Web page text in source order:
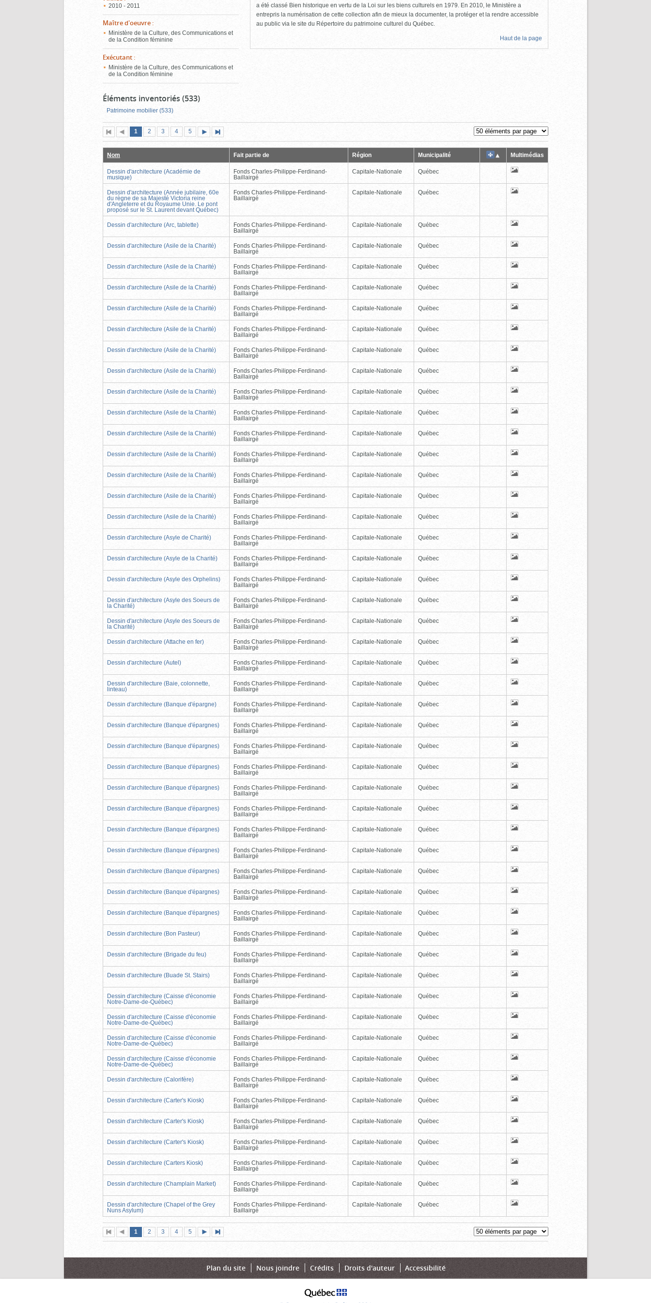
2010 - 2011
Maître d'oeuvre :
Ministère de la Culture, des Communications et
de la Condition féminine
Exécutant :
Ministère de la Culture, des Communications et
de la Condition féminine
a été classé Bien historique en vertu de la Loi sur les biens culturels en 1979. En 2010, le Ministère a
entrepris la numérisation de cette collection afin de mieux la documenter, la protéger et la rendre accessible
au public via le site du Répertoire du patrimoine culturel du Québec.
Haut de la page
Éléments inventoriés (533)
Patrimoine mobilier (533)
Première
page
Page
précédente
Page
1 (page
actuelle)
Page
2 Page
3 Page
4 Page
5
suivante
page
Nom Fait partie de Région Municipalité Multimédias
Dessin d'architecture (Académie de
musique)
Fonds Charles-Philippe-Ferdinand-
Baillairgé
Capitale-Nationale Québec
Dessin d'architecture (Année jubilaire, 60e
du règne de sa Majesté Victoria reine
d'Angleterre et du Royaume Unie. Le pont
proposé sur le St. Laurent devant Québec)
Fonds Charles-Philippe-Ferdinand-
Baillairgé
Capitale-Nationale Québec
Dessin d'architecture (Arc, tablette)
Fonds Charles-Philippe-Ferdinand-
Baillairgé
Capitale-Nationale Québec
Dessin d'architecture (Asile de la Charité)
Fonds Charles-Philippe-Ferdinand-
Baillairgé
Capitale-Nationale Québec
Dessin d'architecture (Asile de la Charité)
Fonds Charles-Philippe-Ferdinand-
Baillairgé
Capitale-Nationale Québec
Dessin d'architecture (Asile de la Charité)
Fonds Charles-Philippe-Ferdinand-
Baillairgé
Capitale-Nationale Québec
Dessin d'architecture (Asile de la Charité)
Fonds Charles-Philippe-Ferdinand-
Baillairgé
Capitale-Nationale Québec
Dessin d'architecture (Asile de la Charité)
Fonds Charles-Philippe-Ferdinand-
Baillairgé
Capitale-Nationale Québec
Dessin d'architecture (Asile de la Charité)
Fonds Charles-Philippe-Ferdinand-
Baillairgé
Capitale-Nationale Québec
Dessin d'architecture (Asile de la Charité)
Fonds Charles-Philippe-Ferdinand-
Baillairgé
Capitale-Nationale Québec
Dessin d'architecture (Asile de la Charité)
Fonds Charles-Philippe-Ferdinand-
Baillairgé
Capitale-Nationale Québec
Dessin d'architecture (Asile de la Charité)
Fonds Charles-Philippe-Ferdinand-
Baillairgé
Capitale-Nationale Québec
Dessin d'architecture (Asile de la Charité)
Fonds Charles-Philippe-Ferdinand-
Baillairgé
Capitale-Nationale Québec
Dessin d'architecture (Asile de la Charité)
Fonds Charles-Philippe-Ferdinand-
Baillairgé
Capitale-Nationale Québec
Dessin d'architecture (Asile de la Charité)
Fonds Charles-Philippe-Ferdinand-
Baillairgé
Capitale-Nationale Québec
Dessin d'architecture (Asile de la Charité)
Fonds Charles-Philippe-Ferdinand-
Baillairgé
Capitale-Nationale Québec
Dessin d'architecture (Asile de la Charité)
Fonds Charles-Philippe-Ferdinand-
Baillairgé
Capitale-Nationale Québec
Dessin d'architecture (Asyle de Charité)
Fonds Charles-Philippe-Ferdinand-
Baillairgé
Capitale-Nationale Québec
Dessin d'architecture (Asyle de la Charité)
Fonds Charles-Philippe-Ferdinand-
Baillairgé
Capitale-Nationale Québec
Dessin d'architecture (Asyle des Orphelins)
Fonds Charles-Philippe-Ferdinand-
Baillairgé
Capitale-Nationale Québec
Dessin d'architecture (Asyle des Soeurs de
la Charité)
Fonds Charles-Philippe-Ferdinand-
Baillairgé
Capitale-Nationale Québec
Dessin d'architecture (Asyle des Soeurs de
la Charité)
Fonds Charles-Philippe-Ferdinand-
Baillairgé
Capitale-Nationale Québec
Dessin d'architecture (Attache en fer)
Fonds Charles-Philippe-Ferdinand-
Baillairgé
Capitale-Nationale Québec
Dessin d'architecture (Autel)
Fonds Charles-Philippe-Ferdinand-
Baillairgé
Capitale-Nationale Québec
Dessin d'architecture (Baie, colonnette,
linteau)
Fonds Charles-Philippe-Ferdinand-
Baillairgé
Capitale-Nationale Québec
Dessin d'architecture (Banque d'épargne)
Fonds Charles-Philippe-Ferdinand-
Baillairgé
Capitale-Nationale Québec
Dessin d'architecture (Banque d'épargnes)
Fonds Charles-Philippe-Ferdinand-
Baillairgé
Capitale-Nationale Québec
Dessin d'architecture (Banque d'épargnes)
Fonds Charles-Philippe-Ferdinand-
Baillairgé
Capitale-Nationale Québec
Dessin d'architecture (Banque d'épargnes)
Fonds Charles-Philippe-Ferdinand-
Baillairgé
Capitale-Nationale Québec
Dessin d'architecture (Banque d'épargnes)
Fonds Charles-Philippe-Ferdinand-
Baillairgé
Capitale-Nationale Québec
Dessin d'architecture (Banque d'épargnes)
Fonds Charles-Philippe-Ferdinand-
Baillairgé
Capitale-Nationale Québec
Dessin d'architecture (Banque d'épargnes)
Fonds Charles-Philippe-Ferdinand-
Baillairgé
Capitale-Nationale Québec
Dessin d'architecture (Banque d'épargnes)
Fonds Charles-Philippe-Ferdinand-
Baillairgé
Capitale-Nationale Québec
Dessin d'architecture (Banque d'épargnes)
Fonds Charles-Philippe-Ferdinand-
Baillairgé
Capitale-Nationale Québec
Dessin d'architecture (Banque d'épargnes)
Fonds Charles-Philippe-Ferdinand-
Baillairgé
Capitale-Nationale Québec
Dessin d'architecture (Banque d'épargnes)
Fonds Charles-Philippe-Ferdinand-
Baillairgé
Capitale-Nationale Québec
Dessin d'architecture (Bon Pasteur)
Fonds Charles-Philippe-Ferdinand-
Baillairgé
Capitale-Nationale Québec
Dessin d'architecture (Brigade du feu)
Fonds Charles-Philippe-Ferdinand-
Baillairgé
Capitale-Nationale Québec
Dessin d'architecture (Buade St. Stairs)
Fonds Charles-Philippe-Ferdinand-
Baillairgé
Capitale-Nationale Québec
Dessin d'architecture (Caisse d'économie
Notre-Dame-de-Québec)
Fonds Charles-Philippe-Ferdinand-
Baillairgé
Capitale-Nationale Québec
Dessin d'architecture (Caisse d'économie
Notre-Dame-de-Québec)
Fonds Charles-Philippe-Ferdinand-
Baillairgé
Capitale-Nationale Québec
Dessin d'architecture (Caisse d'économie
Notre-Dame-de-Québec)
Fonds Charles-Philippe-Ferdinand-
Baillairgé
Capitale-Nationale Québec
Dessin d'architecture (Caisse d'économie
Notre-Dame-de-Québec)
Fonds Charles-Philippe-Ferdinand-
Baillairgé
Capitale-Nationale Québec
Dessin d'architecture (Calorifère)
Fonds Charles-Philippe-Ferdinand-
Baillairgé
Capitale-Nationale Québec
Dessin d'architecture (Carter's Kiosk)
Fonds Charles-Philippe-Ferdinand-
Baillairgé
Capitale-Nationale Québec
Dessin d'architecture (Carter's Kiosk)
Fonds Charles-Philippe-Ferdinand-
Baillairgé
Capitale-Nationale Québec
Dessin d'architecture (Carter's Kiosk)
Fonds Charles-Philippe-Ferdinand-
Baillairgé
Capitale-Nationale Québec
Dessin d'architecture (Carters Kiosk)
Fonds Charles-Philippe-Ferdinand-
Baillairgé
Capitale-Nationale Québec
Dessin d'architecture (Champlain Market)
Fonds Charles-Philippe-Ferdinand-
Baillairgé
Capitale-Nationale Québec
Dessin d'architecture (Chapel of the Grey
Nuns Asylum)
Fonds Charles-Philippe-Ferdinand-
Baillairgé
Capitale-Nationale Québec
Première
page
Page
précédente
Page
1 (page
actuelle)
Page
2 Page
3 Page
4 Page
5
suivante
page
Plan du site Nous joindre Crédits Droits d'auteur Accessibilité